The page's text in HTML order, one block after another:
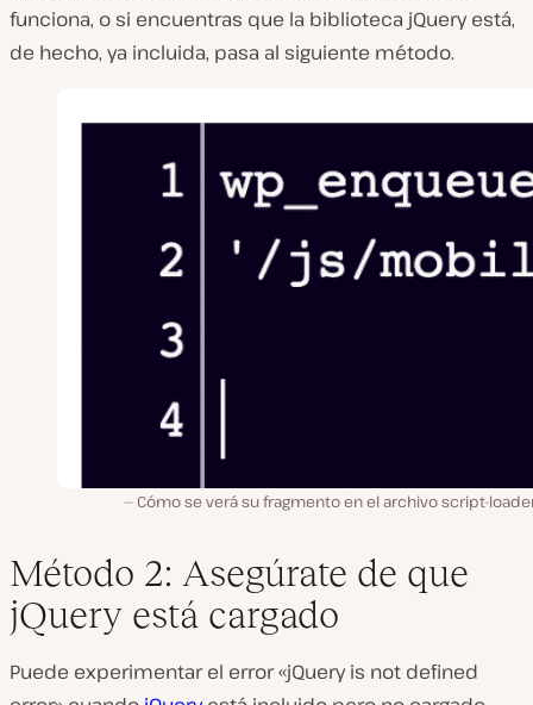
funciona, o si encuentras que la biblioteca jQuery está,
de hecho, ya incluida, pasa al siguiente método.
Cómo se verá su fragmento en el archivo script-
Método 2: Asegúrate de que
jQuery está cargado
Puede experimentar el error «jQuery is not defined